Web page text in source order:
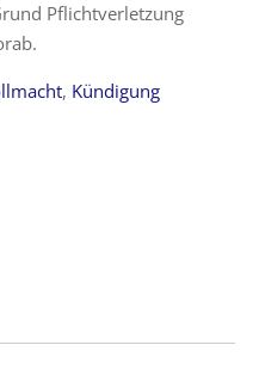
Pflichtverletzung
, Kündigung